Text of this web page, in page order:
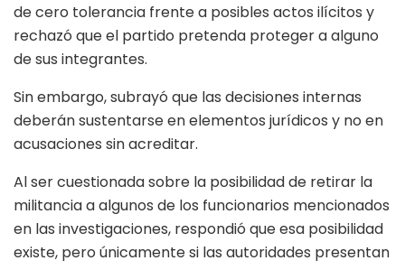
de cero tolerancia frente a posibles actos ilícitos y
rechazó que el partido pretenda proteger a alguno
de sus integrantes.
Sin embargo, subrayó que las decisiones internas
deberán sustentarse en elementos jurídicos y no en
acusaciones sin acreditar.
Al ser cuestionada sobre la posibilidad de retirar la
militancia a algunos de los funcionarios mencionados
en las investigaciones, respondió que esa posibilidad
existe, pero únicamente si las autoridades presentan